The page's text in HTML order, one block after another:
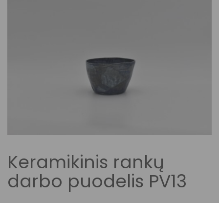
Keramikinis rankų
darbo puodelis PV13